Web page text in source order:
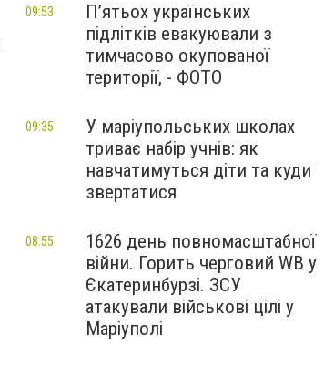
П’ятьох українських
підлітків евакуювали з
тимчасово окупованої
території, - ФОТО
09:53
У маріупольських школах
триває набір учнів: як
навчатимуться діти та куди
звертатися
09:35
1626 день повномасштабної
війни. Горить черговий WB у
Єкатеринбурзі. ЗСУ
атакували військові цілі у
Маріуполі
08:55